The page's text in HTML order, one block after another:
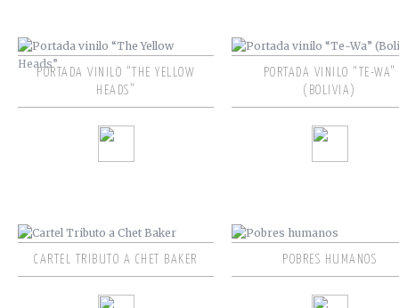
PORTADA VINILO “THE YELLOW
HEADS”
PORTADA VINILO “TE-WA”
(BOLIVIA)
CARTEL TRIBUTO A CHET BAKER POBRES HUMANOS